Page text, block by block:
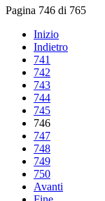
Pagina 746 di 765
Inizio
Indietro
741
742
743
744
745
746
747
748
749
750
Avanti